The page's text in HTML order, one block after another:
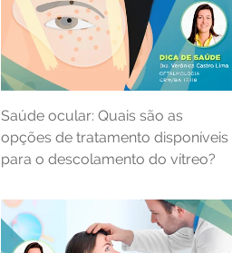
Saúde ocular: Quais são as
opções de tratamento disponíveis
para o descolamento do vítreo?